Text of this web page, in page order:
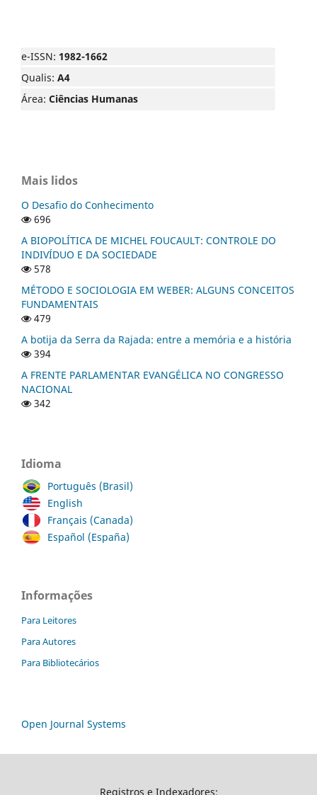
e-ISSN: 1982-1662
Qualis: A4
Área: Ciências Humanas
Mais lidos
O Desafio do Conhecimento
696
A BIOPOLÍTICA DE MICHEL FOUCAULT: CONTROLE DO
INDIVÍDUO E DA SOCIEDADE
578
MÉTODO E SOCIOLOGIA EM WEBER: ALGUNS CONCEITOS
FUNDAMENTAIS
479
A botija da Serra da Rajada: entre a memória e a história
394
A FRENTE PARLAMENTAR EVANGÉLICA NO CONGRESSO
NACIONAL
342
Idioma
Português (Brasil)
English
Français (Canada)
Español (España)
Informações
Para Leitores
Para Autores
Para Bibliotecários
Open Journal Systems
Registros e Indexadores: